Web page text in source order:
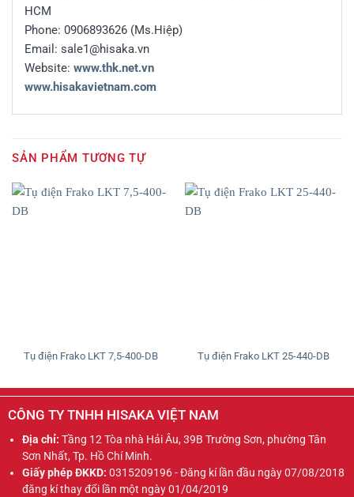
HCM
Phone: 0906893626 (Ms.Hiệp)
Email: sale1@hisaka.vn
Website: www.thk.net.vn
www.hisakavietnam.com
SẢN PHẨM TƯƠNG TỰ
Tụ điện Frako LKT 7,5-400-DB Tụ điện Frako LKT 25-440-DB
CÔNG TY TNHH HISAKA VIỆT NAM
Địa chỉ: Tầng 12 Tòa nhà Hải Âu, 39B Trường Sơn, phường Tân
Sơn Nhất, Tp. Hồ Chí Minh.
Giấy phép ĐKKD: 0315209196 - Đăng kí lần đầu ngày 07/08/2018
đăng kí thay đổi lần một ngày 01/04/2019